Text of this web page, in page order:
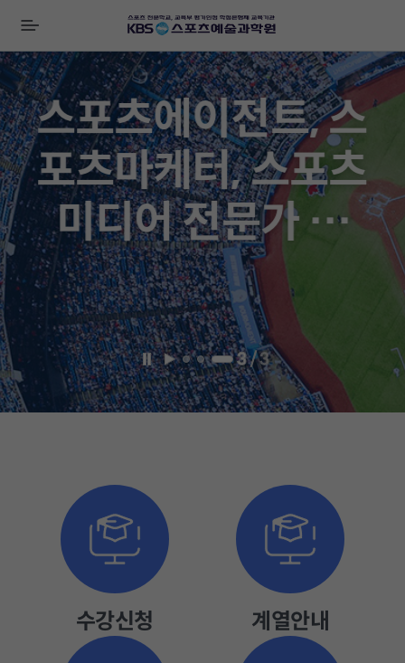
전
체
메
뉴
비
니
스
배
너
스포츠에이전트, 스
포츠마케터, 스포츠
미디어 전문가 양
성!!
일
시
정
재
생
3/3
수강신청 계열안내